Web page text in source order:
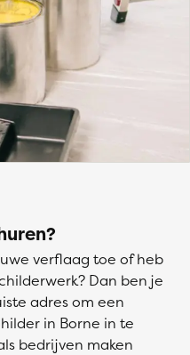
verflaag toe of heb
Dan ben je
adres om een
in Borne in te
bedrijven maken